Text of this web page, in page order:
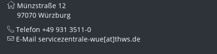
Münzstraße 12
97070 Würzburg
Telefon +49 931 3511-0
E-Mail servicezentrale-wue[at]thws.de